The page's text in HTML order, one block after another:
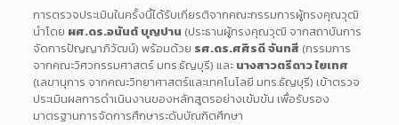
การตรวจประเมินในครั้งนี้ได้รับเกียรติจากคณะกรรมการผู้ทรงคุณวุฒิ
นำโดย ผศ.ดร.อนันต์ บุญปาน (ประธานผู้ทรงคุณวุฒิ จากสถาบันการ
จัดการปัญญาภิวัฒน์) พร้อมด้วย รศ.ดร.ศศิรดี จันทสี (กรรมการ
จากคณะวิศวกรรมศาสตร์ มทร.ธัญบุรี) และ นางสาวตรีดาว ใยเทศ
(เลขานุการ จากคณะวิทยาศาสตร์และเทคโนโลยี มทร.ธัญบุรี) เข้าตรวจ
ประเมินผลการดำเนินงานของหลักสูตรอย่างเข้มข้น เพื่อรับรอง
มาตรฐานการจัดการศึกษาระดับบัณฑิตศึกษา